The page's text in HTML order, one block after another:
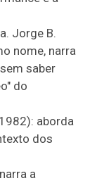
Jorge B.
nome, narra
saber
do
aborda
dos
a